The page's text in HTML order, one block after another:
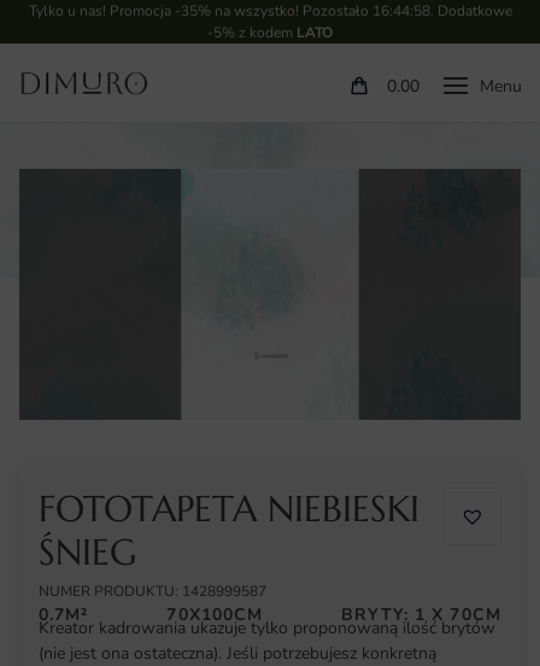
Tylko u nas! Promocja -35% na wszystko! Pozostało 16:44:57. Dodatkowe
-5% z kodem LATO
0.00
FOTOTAPETA NIEBIESKI
ŚNIEG
NUMER PRODUKTU: 1428999587
0.7M² 70X100CM BRYTY: 1 X 70CM
Kreator kadrowania ukazuje tylko proponowaną ilość brytów
(nie jest ona ostateczna). Jeśli potrzebujesz konkretną